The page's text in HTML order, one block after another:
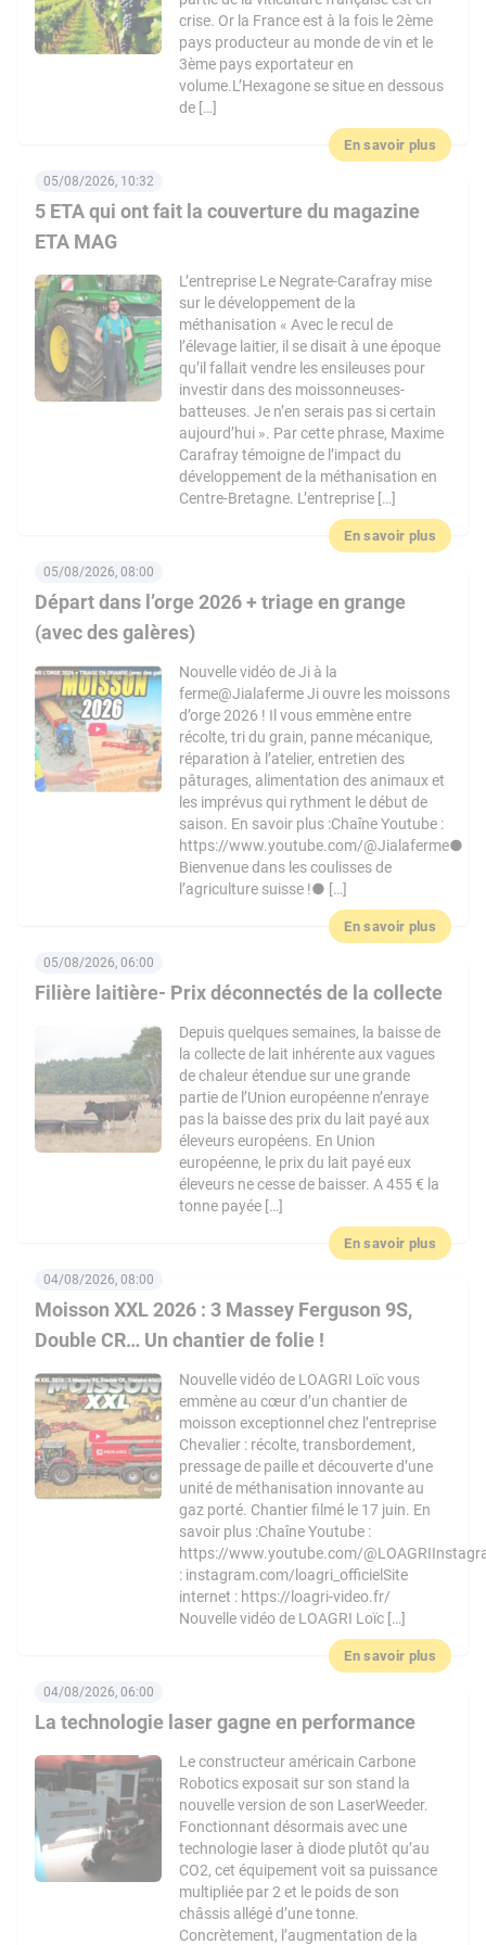
crise. Or la France est à la fois le 2ème
pays producteur au monde de vin et le
3ème pays exportateur en
volume.L’Hexagone se situe en dessous
de […]
En savoir plus
5 ETA qui ont fait la couverture du magazine
ETA MAG
05/08/2026, 10:32
L’entreprise Le Negrate-Carafray mise
sur le développement de la
méthanisation « Avec le recul de
l’élevage laitier, il se disait à une époque
qu’il fallait vendre les ensileuses pour
investir dans des moissonneuses-
batteuses. Je n’en serais pas si certain
aujourd’hui ». Par cette phrase, Maxime
Carafray témoigne de l’impact du
développement de la méthanisation en
Centre-Bretagne. L’entreprise […]
En savoir plus
Départ dans l’orge 2026 + triage en grange
(avec des galères)
05/08/2026, 08:00
Nouvelle vidéo de Ji à la
ferme@Jialaferme Ji ouvre les moissons
d’orge 2026 ! Il vous emmène entre
récolte, tri du grain, panne mécanique,
réparation à l’atelier, entretien des
pâturages, alimentation des animaux et
les imprévus qui rythment le début de
saison. En savoir plus :Chaîne Youtube :
https://www.youtube.com/@Jialaferme●
Bienvenue dans les coulisses de
l’agriculture suisse !● […]
En savoir plus
Filière laitière- Prix déconnectés de la collecte
05/08/2026, 06:00
Depuis quelques semaines, la baisse de
la collecte de lait inhérente aux vagues
de chaleur étendue sur une grande
partie de l’Union européenne n’enraye
pas la baisse des prix du lait payé aux
éleveurs européens. En Union
européenne, le prix du lait payé eux
éleveurs ne cesse de baisser. A 455 € la
tonne payée […]
En savoir plus
Moisson XXL 2026 : 3 Massey Ferguson 9S,
Double CR… Un chantier de folie !
04/08/2026, 08:00
Nouvelle vidéo de LOAGRI Loïc vous
emmène au cœur d’un chantier de
moisson exceptionnel chez l’entreprise
Chevalier : récolte, transbordement,
pressage de paille et découverte d’une
unité de méthanisation innovante au
gaz porté. Chantier filmé le 17 juin. En
savoir plus :Chaîne Youtube :
https://www.youtube.com/
: instagram.com/loagri_officielSite
internet : https://loagri-video.fr/
Nouvelle vidéo de LOAGRI Loïc […]
En savoir plus
La technologie laser gagne en performance
04/08/2026, 06:00
Le constructeur américain Carbone
Robotics exposait sur son stand la
nouvelle version de son LaserWeeder.
Fonctionnant désormais avec une
technologie laser à diode plutôt qu’au
CO2, cet équipement voit sa puissance
multipliée par 2 et le poids de son
châssis allégé d’une tonne.
Concrètement, l’augmentation de la